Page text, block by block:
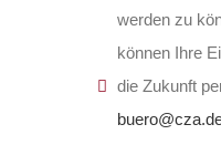
werden zu
können Ihre
die Zukunft